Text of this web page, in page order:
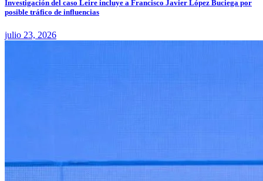
Investigación del caso Leire incluye a Francisco Javier López Buciega por
posible tráfico de influencias
julio 23, 2026